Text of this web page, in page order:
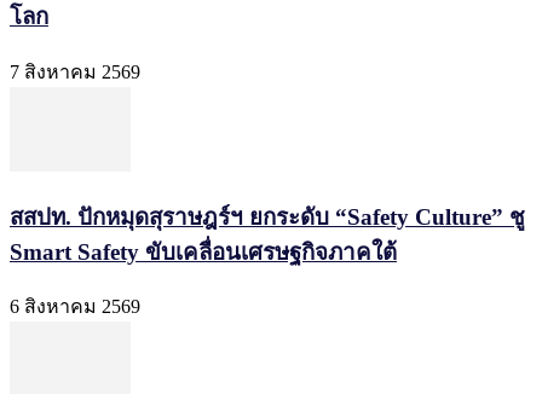
โลก
7 สิงหาคม 2569
สสปท. ปักหมุดสุราษฎร์ฯ ยกระดับ “Safety Culture” ชู
Smart Safety ขับเคลื่อนเศรษฐกิจภาคใต้
6 สิงหาคม 2569